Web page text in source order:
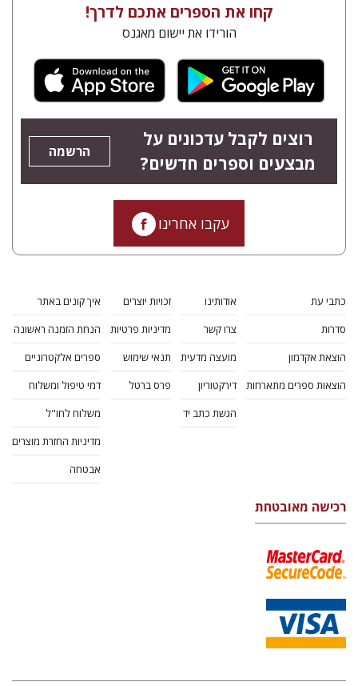
קחו את הספרים אתכם לדרך!
הורידו את יישום מאגנס
רוצים לקבל עדכונים על
מבצעים וספרים חדשים?
הרשמה
עקבו אחרינו
כתבי עת
סדרות
הוצאת אקדמון
הוצאות ספרים מתארחות
אודותינו
צרו קשר
מועצה מדעית
דירקטוריון
הגשת כתב יד
זכויות יוצרים
מדיניות פרטיות
תנאי שימוש
פרס ברטל
איך קונים באתר
הנחת הזמנה ראשונה
ספרים אלקטרוניים
דמי טיפול ומשלוח
משלוח לחו"ל
מדיניות החזרת מוצרים
אבטחה
רכישה מאובטחת